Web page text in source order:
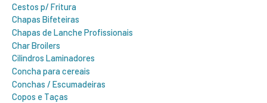
Cestos p/ Fritura
Chapas Bifeteiras
Chapas de Lanche Profissionais
Char Broilers
Cilindros Laminadores
Concha para cereais
Conchas / Escumadeiras
Copos e Taças